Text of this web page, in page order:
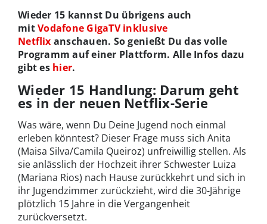
Wieder 15 kannst Du übrigens auch
mitVodafone GigaTV inklusive
Netflix anschauen. So genießt Du das volle
Programm auf einer Plattform. Alle Infos dazu
gibt es hier.
Wieder 15 Handlung: Darum geht
es in der neuen Netflix-Serie
Was wäre, wenn Du Deine Jugend noch einmal
erleben könntest? Dieser Frage muss sich Anita
(Maisa Silva/Camila Queiroz) unfreiwillig stellen. Als
sie anlässlich der Hochzeit ihrer Schwester Luiza
(Mariana Rios) nach Hause zurückkehrt und sich in
ihr Jugendzimmer zurückzieht, wird die 30-Jährige
plötzlich 15 Jahre in die Vergangenheit
zurückversetzt.